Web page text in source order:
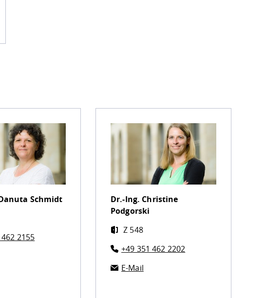
Schmidt
2155
Dr.-Ing. Christine
Podgorski
Z 548
+49 351 462 2202
E-Mail